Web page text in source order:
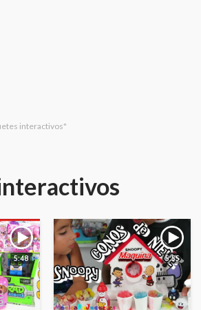
interactivos"
5:48 5:55